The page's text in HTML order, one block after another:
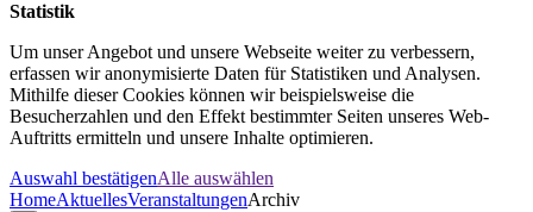
Statistik
Um unser Angebot und unsere Webseite weiter zu verbessern,
erfassen wir anonymisierte Daten für Statistiken und Analysen.
Mithilfe dieser Cookies können wir beispielsweise die
Besucherzahlen und den Effekt bestimmter Seiten unseres Web-
Auftritts ermitteln und unsere Inhalte optimieren.
Auswahl bestätigenAlle auswählen
HomeAktuellesVeranstaltungenArchiv